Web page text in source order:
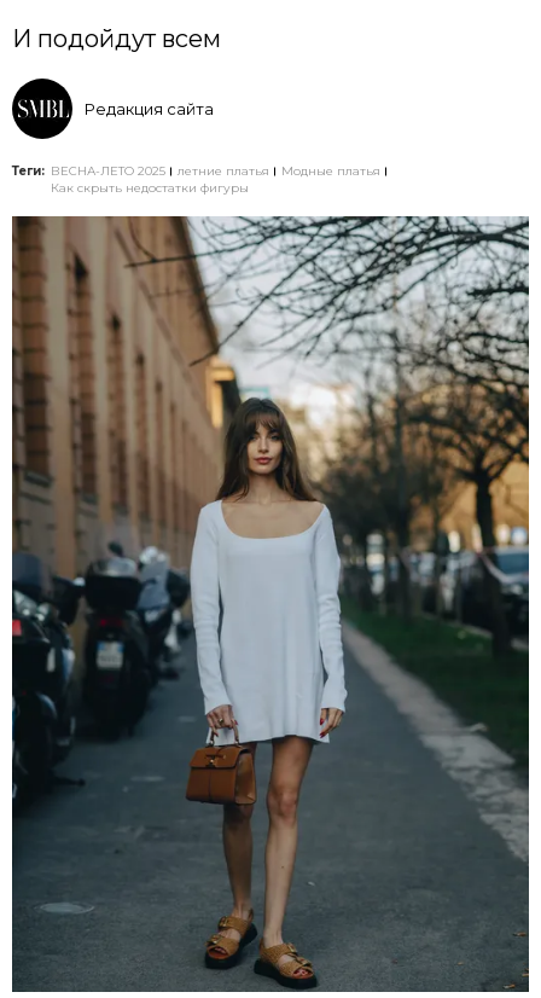
И подойдут всем
Редакция сайта
Теги: ВЕСНА-ЛЕТО 2025 летние платья
Модные платья
Как скрыть недостатки фигуры